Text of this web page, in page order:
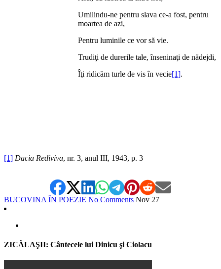
Umilindu-ne pentru slava ce-a fost, pentru
moartea de azi,
Pentru luminile ce vor să vie.
Trudiţi de durerile tale, înseninaţi de nădejdi,
Îţi ridicăm turle de vis în vecie[1].
[1] Dacia Rediviva, nr. 3, anul III, 1943, p. 3
BUCOVINA ÎN POEZIE No Comments Nov 27
ZICĂLAŞII: Cântecele lui Dinicu şi Ciolacu